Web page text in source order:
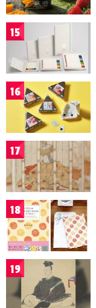
15
16
17
18
19